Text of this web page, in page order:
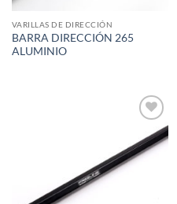
VARILLAS DE DIRECCIÓN
BARRA DIRECCIÓN 265
ALUMINIO
Add to
wishlist